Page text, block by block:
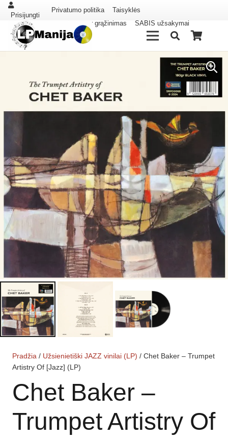
Prisijungti
Privatumo politika
Taisyklės
Pristatymas ir grąžinimas
SABIS užsakymai
Pradžia / Užsienietiški JAZZ vinilai (LP) / Chet Baker – Trumpet
Artistry Of [Jazz] (LP)
Chet Baker –
Trumpet Artistry Of